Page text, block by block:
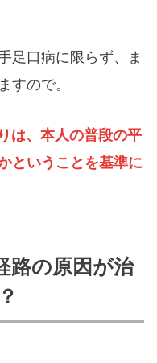
足口病に限らず、ま
すので。
は、本人の普段の平
ということを基準に
路の原因が治